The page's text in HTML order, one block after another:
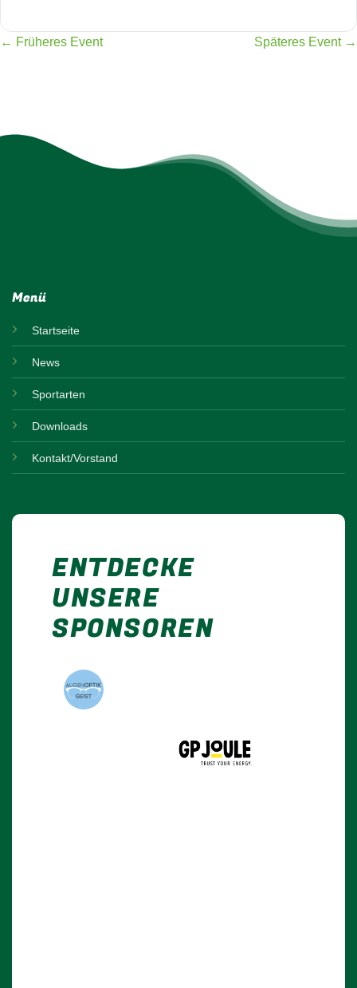
← Früheres Event Späteres Event →
Menü
Startseite
News
Sportarten
Downloads
Kontakt/Vorstand
ENTDECKE
UNSERE
SPONSOREN